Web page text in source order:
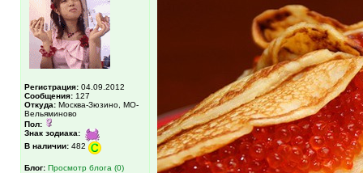
Регистрация: 04.09.2012
Сообщения: 127
Откуда: Москва-Зюзино, МО-
Вельяминово
Пол:
Знак зодиака:
В наличии: 482
Блог: Просмотр блога (0)